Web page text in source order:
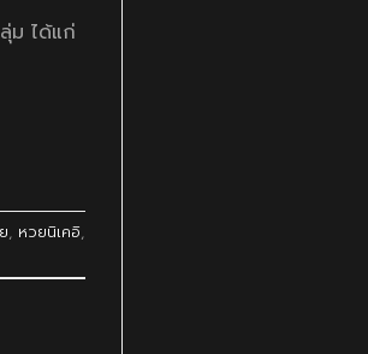
ม ได้แก่
, หวยนิเคอิ,